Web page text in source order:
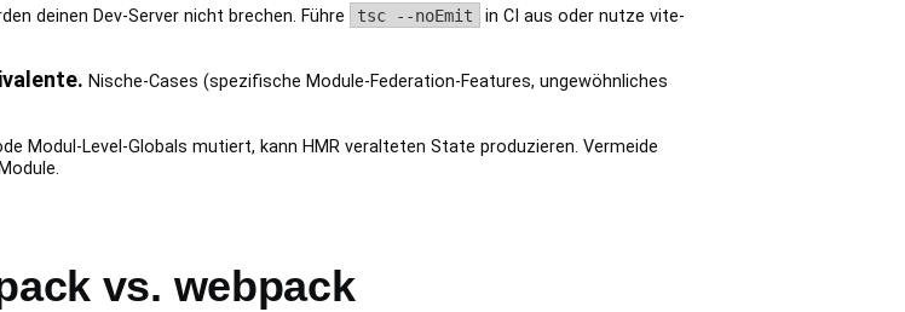
deinen Dev-Server nicht brechen. Führe tsc --noEmit
in CI aus oder nutze vite-
Nische-Cases (spezifische Module-Federation-Features, ungewöhnliches
Modul-Level-Globals mutiert, kann HMR veralteten State produzieren. Vermeide
vs. webpack